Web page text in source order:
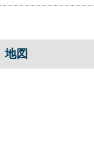
地図